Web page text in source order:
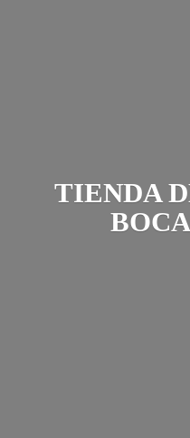
TIENDA